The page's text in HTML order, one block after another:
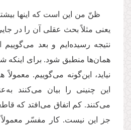
ظنّ من این است که اینها
یعنی مثلاً بحث عقلی آن را در
نتیجه رسیده‌ایم و بعد می‌گوییم
همان‌ها منطبق شود. برای اینکه
نیاید، این‌گونه می‌گوییم.
این چنینی را بیان می‌کنند
می‌کنند. کم اتفاق می‌افتد که
جز این نیست. کار مفسّر معمولاً‌